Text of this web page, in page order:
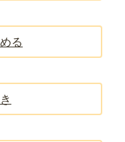
る